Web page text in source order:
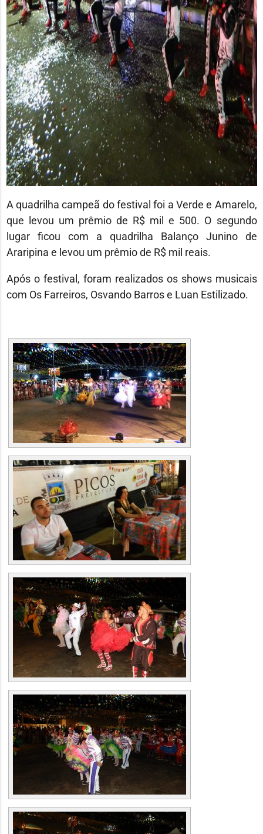
A quadrilha campeã do festival foi a Verde e Amarelo,
que levou um prêmio de R$ mil e 500. O segundo
lugar ficou com a quadrilha Balanço Junino de
Araripina e levou um prêmio de R$ mil reais.
Após o festival, foram realizados os shows musicais
com Os Farreiros, Osvando Barros e Luan Estilizado.